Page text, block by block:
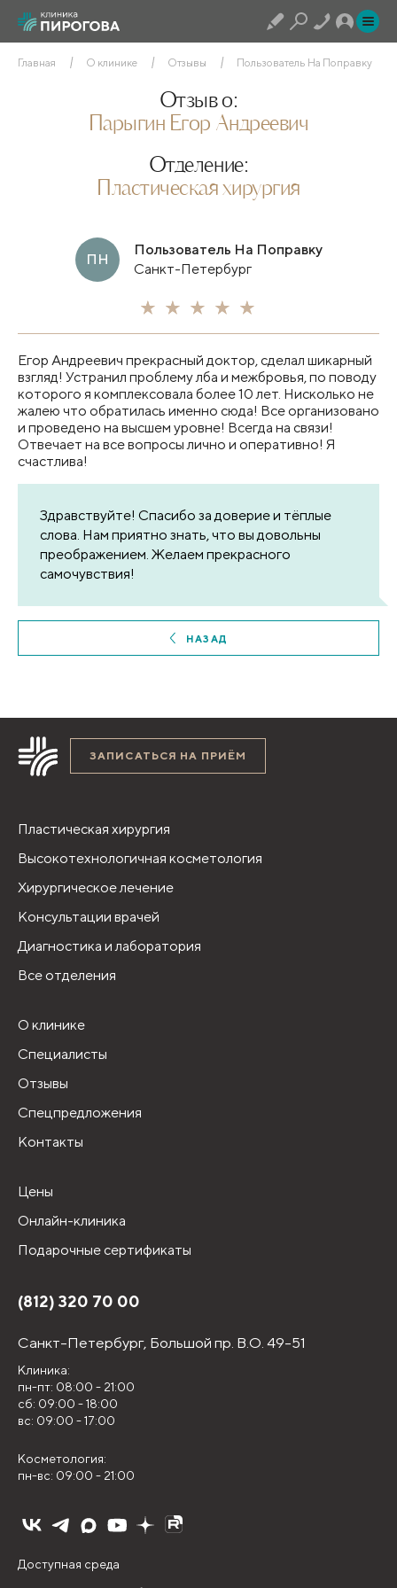
Главная О клинике Отзывы Пользователь На Поправку
Отзыв о:
Парыгин Егор Андреевич
Отделение:
Пластическая хирургия
ПН
Пользователь На Поправку
Санкт-Петербург
Егор Андреевич прекрасный доктор, сделал шикарный
взгляд! Устранил проблему лба и межбровья, по поводу
которого я комплексовала более 10 лет. Нисколько не
жалею что обратилась именно сюда! Все организовано
и проведено на высшем уровне! Всегда на связи!
Отвечает на все вопросы лично и оперативно! Я
счастлива!
Здравствуйте! Спасибо за доверие и тёплые
слова. Нам приятно знать, что вы довольны
преображением. Желаем прекрасного
самочувствия!
НАЗАД
ЗАПИСАТЬСЯ НА ПРИЁМ
Пластическая хирургия
Высокотехнологичная косметология
Хирургическое лечение
Консультации врачей
Диагностика и лаборатория
Все отделения
О клинике
Специалисты
Отзывы
Спецпредложения
Контакты
Цены
Онлайн-клиника
Подарочные сертификаты
(812) 320 70 00
Санкт-Петербург, Большой пр. В.О. 49-51
Клиника:
пн-пт: 08:00 - 21:00
сб: 09:00 - 18:00
вс: 09:00 - 17:00
Косметология:
пн-вс: 09:00 - 21:00
Доступная среда